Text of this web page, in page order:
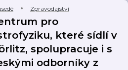
Zpravodajství
pro
které sídlí v
spolupracuje i s
odborníky z